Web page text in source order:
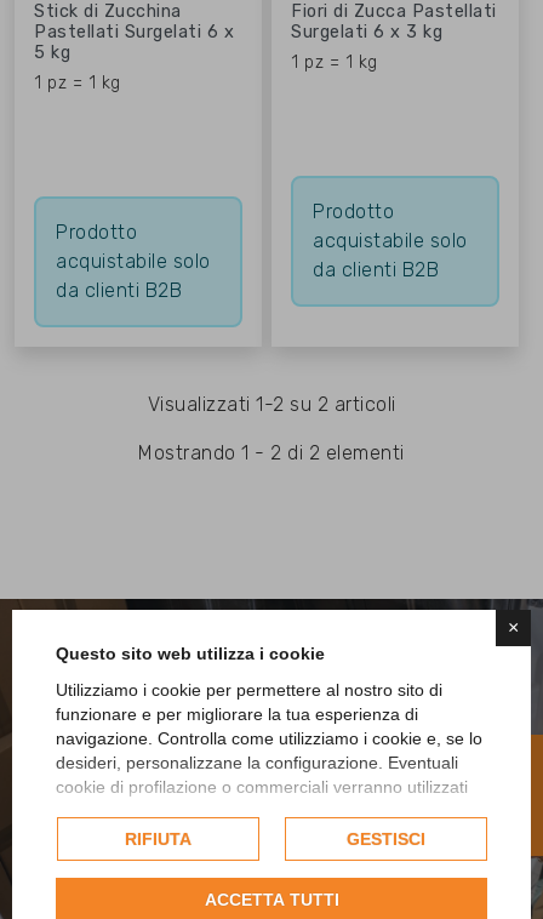
×
Questo sito web utilizza i cookie
Utilizziamo i cookie per permettere al nostro sito di
funzionare e per migliorare la tua esperienza di
navigazione. Controlla come utilizziamo i cookie e, se lo
desideri, personalizzane la configurazione. Eventuali
cookie di profilazione o commerciali verranno utilizzati
dell'utente e, se consentito, potrebbero essere utilizzati
per personalizzare gli annunci pubblicitari. Per ulteriori
informazioni su come Google utilizza i dati raccolti,
politica sulla privacy di Google
RIFIUTA GESTISCI
ACCETTA TUTTI
Stick di Zucchina
Pastellati Surgelati 6 x
5 kg
1 pz = 1 kg
Prodotto
acquistabile solo
da clienti B2B
Fiori di Zucca Pastellati
Surgelati 6 x 3 kg
1 pz = 1 kg
Prodotto
acquistabile solo
da clienti B2B
Visualizzati 1-2 su 2 articoli
Mostrando 1 - 2 di 2 elementi
Hai un laboratorio o una
produzione industriale?